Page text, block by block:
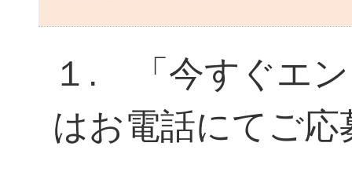
１. 「今すぐエ
はお電話にてご